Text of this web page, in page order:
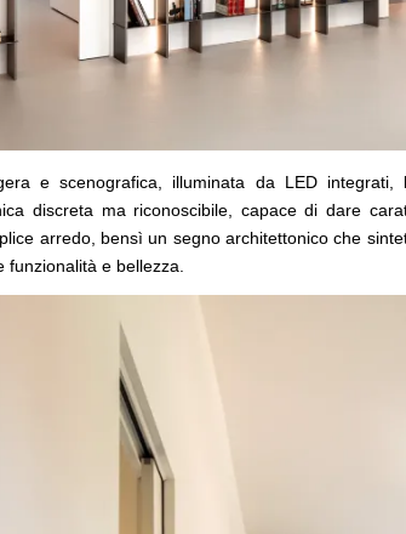
e scenografica, illuminata da LED
discreta ma riconoscibile, capace di dare
arredo, bensì un segno architettonico che
funzionalità e bellezza.